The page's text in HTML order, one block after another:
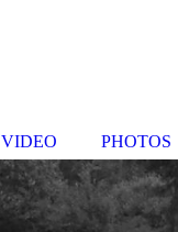
VIDEO PHOTOS